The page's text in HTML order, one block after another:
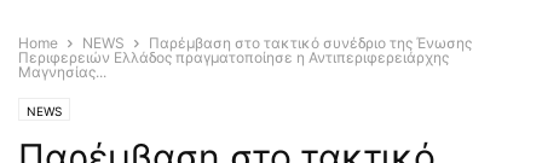
Home NEWS
Παρέμβαση στο τακτικό συνέδριο της Ένωσης
Περιφερειών Ελλάδος πραγματοποίησε η Αντιπεριφερειάρχης
Μαγνησίας...
NEWS